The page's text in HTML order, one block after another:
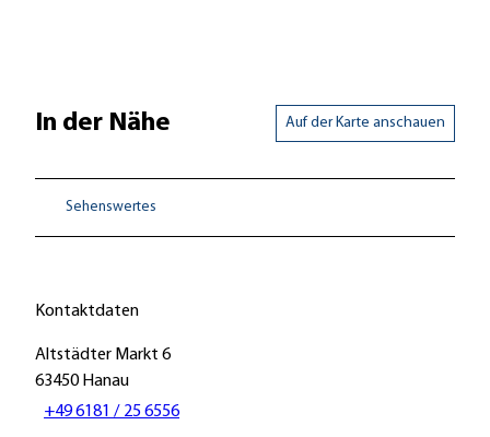
g
In der Nähe Auf der Karte anschauen
Sehenswertes
Kontaktdaten
Altstädter Markt 6
63450Hanau
+49 6181 / 25 6556